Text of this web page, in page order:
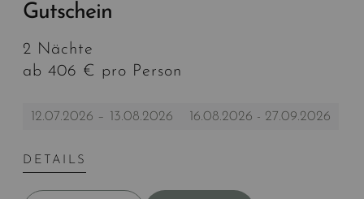
Gutschein
2 Nächte
ab 406 € pro Person
12.07.2026 – 13.08.2026 16.08.2026 - 27.09.2026
DETAILS